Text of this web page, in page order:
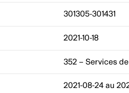
301305-301431
2021-10-18
352 – Services
2021-08-24 au